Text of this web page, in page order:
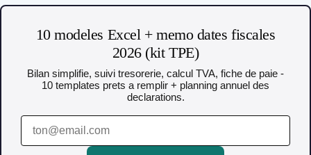
10 modeles Excel + memo dates fiscales
2026 (kit TPE)
Bilan simplifie, suivi tresorerie, calcul TVA, fiche de paie -
10 templates prets a remplir + planning annuel des
declarations.